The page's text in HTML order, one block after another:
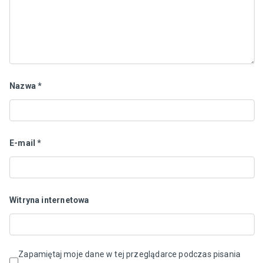
Nazwa*
E-mail*
Witryna internetowa
Zapamiętaj moje dane w tej przeglądarce podczas pisania